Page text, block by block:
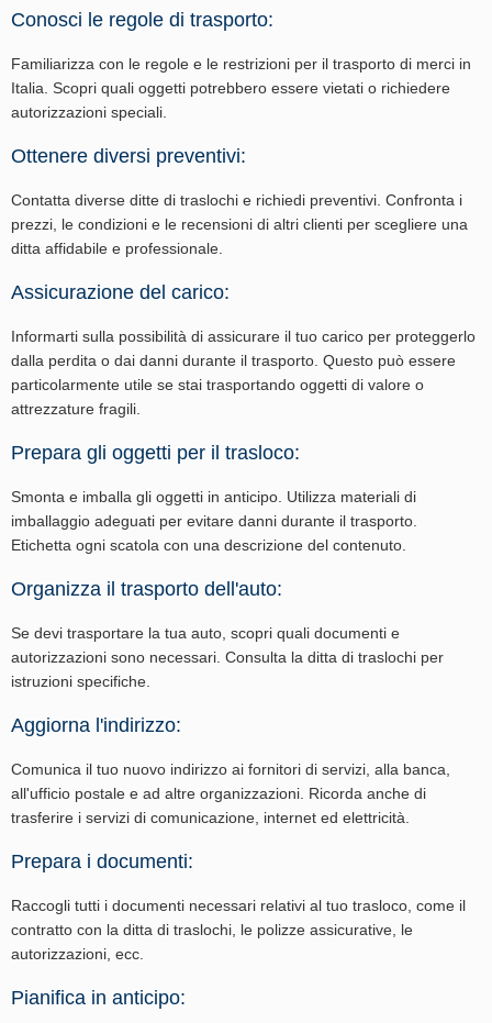
Conosci le regole di trasporto:
Familiarizza con le regole e le restrizioni per il trasporto di merci in
Italia. Scopri quali oggetti potrebbero essere vietati o richiedere
autorizzazioni speciali.
Ottenere diversi preventivi:
Contatta diverse ditte di traslochi e richiedi preventivi. Confronta i
prezzi, le condizioni e le recensioni di altri clienti per scegliere una
ditta affidabile e professionale.
Assicurazione del carico:
Informarti sulla possibilità di assicurare il tuo carico per proteggerlo
dalla perdita o dai danni durante il trasporto. Questo può essere
particolarmente utile se stai trasportando oggetti di valore o
attrezzature fragili.
Prepara gli oggetti per il trasloco:
Smonta e imballa gli oggetti in anticipo. Utilizza materiali di
imballaggio adeguati per evitare danni durante il trasporto.
Etichetta ogni scatola con una descrizione del contenuto.
Organizza il trasporto dell'auto:
Se devi trasportare la tua auto, scopri quali documenti e
autorizzazioni sono necessari. Consulta la ditta di traslochi per
istruzioni specifiche.
Aggiorna l'indirizzo:
Comunica il tuo nuovo indirizzo ai fornitori di servizi, alla banca,
all'ufficio postale e ad altre organizzazioni. Ricorda anche di
trasferire i servizi di comunicazione, internet ed elettricità.
Prepara i documenti:
Raccogli tutti i documenti necessari relativi al tuo trasloco, come il
contratto con la ditta di traslochi, le polizze assicurative, le
autorizzazioni, ecc.
Pianifica in anticipo: